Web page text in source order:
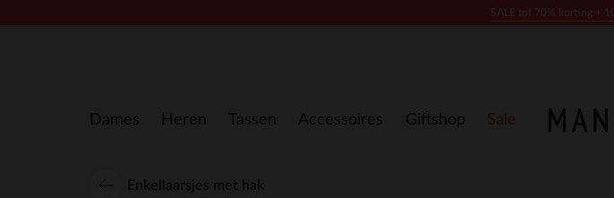
Dames Heren Tassen Accessoires Giftshop Sale
Enkellaarsjes met hak